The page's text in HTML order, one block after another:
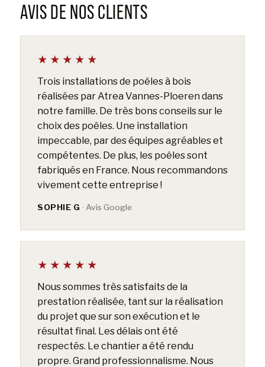
AVIS DE NOS CLIENTS
★★★★★
Trois installations de poêles à bois
réalisées par Atrea Vannes-Ploeren dans
notre famille. De très bons conseils sur le
choix des poêles. Une installation
impeccable, par des équipes agréables et
compétentes. De plus, les poêles sont
fabriqués en France. Nous recommandons
vivement cette entreprise !
SOPHIE G · Avis Google
★★★★★
Nous sommes très satisfaits de la
prestation réalisée, tant sur la réalisation
du projet que sur son exécution et le
résultat final. Les délais ont été
respectés. Le chantier a été rendu
propre. Grand professionnalisme. Nous